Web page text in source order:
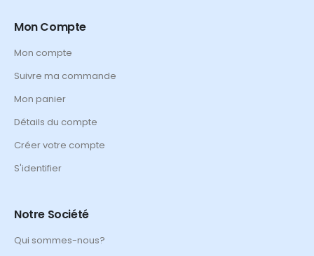
Mon Compte
Mon compte
Suivre ma commande
Mon panier
Détails du compte
Créer votre compte
S'identifier
Notre Société
Qui sommes-nous?